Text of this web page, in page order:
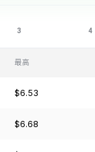
最高
$6.53
$6.68